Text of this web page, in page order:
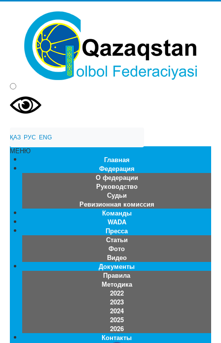
ҚАЗ
  РУС
  ENG
МЕНЮ
Главная
Федерация
О федерации
Руководство
Судьи
Ревизионная комиссия
Команды
WADA
Пресса
Статьи
Фото
Видео
Документы
Правила
Методика
2022
2023
2024
2025
2026
Контакты